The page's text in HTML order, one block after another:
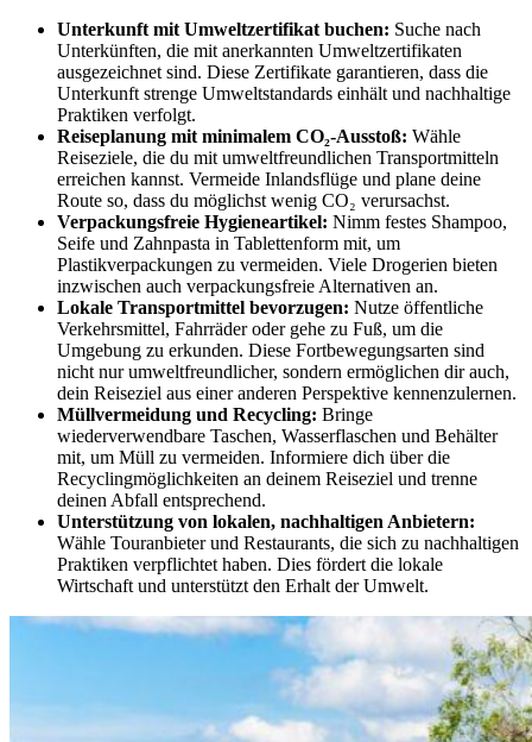
Unterkunft mit Umweltzertifikat buchen: Suche nach
Unterkünften, die mit anerkannten Umweltzertifikaten
ausgezeichnet sind. Diese Zertifikate garantieren, dass die
Unterkunft strenge Umweltstandards einhält und nachhaltige
Praktiken verfolgt.
Reiseplanung mit minimalem CO₂-Ausstoß: Wähle
Reiseziele, die du mit umweltfreundlichen Transportmitteln
erreichen kannst. Vermeide Inlandsflüge und plane deine
Route so, dass du möglichst wenig CO₂ verursachst.
Verpackungsfreie Hygieneartikel: Nimm festes Shampoo,
Seife und Zahnpasta in Tablettenform mit, um
Plastikverpackungen zu vermeiden. Viele Drogerien bieten
inzwischen auch verpackungsfreie Alternativen an.
Lokale Transportmittel bevorzugen: Nutze öffentliche
Verkehrsmittel, Fahrräder oder gehe zu Fuß, um die
Umgebung zu erkunden. Diese Fortbewegungsarten sind
nicht nur umweltfreundlicher, sondern ermöglichen dir auch,
dein Reiseziel aus einer anderen Perspektive kennenzulernen.
Müllvermeidung und Recycling: Bringe
wiederverwendbare Taschen, Wasserflaschen und Behälter
mit, um Müll zu vermeiden. Informiere dich über die
Recyclingmöglichkeiten an deinem Reiseziel und trenne
deinen Abfall entsprechend.
Unterstützung von lokalen, nachhaltigen Anbietern:
Wähle Touranbieter und Restaurants, die sich zu nachhaltigen
Praktiken verpflichtet haben. Dies fördert die lokale
Wirtschaft und unterstützt den Erhalt der Umwelt.